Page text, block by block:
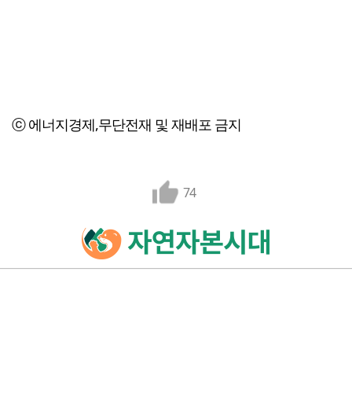
ⓒ 에너지경제,무단전재 및 재배포 금지
74